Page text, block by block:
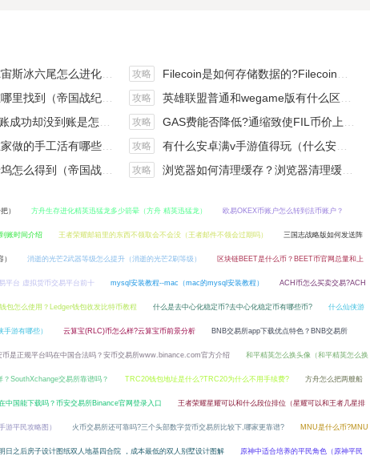
么进化（宝可梦冰六尾怎么得） 攻略 Filecoin是如何存储数据的?Filecoin的价值体现和未来前景分析
到（帝国战纪游戏攻略） 攻略 英雄联盟普通和wegame版有什么区别（英雄联盟wegame版和英雄联盟）
却没到账是怎么回事? 攻略 GAS费能否降低?通缩致使FIL币价上涨,近看1000U
些？四个可以操作的小项目真是可靠 攻略 有什么安卓满v手游值得玩（什么安卓手游好玩）
得到（帝国战纪战役攻略） 攻略 浏览器如何清理缓存？浏览器清理缓存快捷键
） 方舟生存进化精英迅猛龙多少箭晕（方舟 精英迅猛龙） 欧易OKEX币账户怎么转到法币账户？
账时间介绍 王者荣耀邮箱里的东西不领取会不会没（王者邮件不领会过期吗） 三国志战略版如何发送阵
消逝的光芒2武器等级怎么提升（消逝的光芒2刷等级） 区块链BEET是什么币？BEET币官网总量和上
平台 虚拟货币交易平台前十 mysql安装教程--mac（mac的mysql安装教程） ACH币怎么买卖交易?ACH
包怎么使用？Ledger钱包收发比特币教程 什么是去中心化稳定币?去中心化稳定币有哪些币? 什么仙侠游
游有哪些） 云算宝(RLC)币怎么样?云算宝币前景分析 BNB交易所app下载优点特色？BNB交易所
币是正规平台吗在中国合法吗？安币交易所www.binance.com官方介绍 和平精英怎么换头像（和平精英怎么换
SouthXchange交易所靠谱吗？ TRC20钱包地址是什么?TRC20为什么不用手续费? 方舟怎么把两艘船
中国能下载吗？币安交易所Binance官网登录入口 王者荣耀星耀可以和什么段位排位（星耀可以和王者几星排
游平民攻略图） 火币交易所还可靠吗?三个头部数字货币交易所比较下,哪家更靠谱? MNU是什么币?MNU
日之后房子设计图纸双人地基四合院 ，成本最低的双人别墅设计图解 原神中适合培养的平民角色（原神平民